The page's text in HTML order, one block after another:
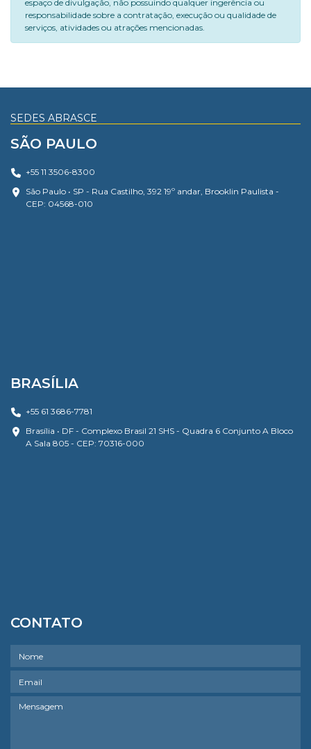
espaço de divulgação, não possuindo qualquer ingerência ou
responsabilidade sobre a contratação, execução ou qualidade de
serviços, atividades ou atrações mencionadas.
SEDES ABRASCE
SÃO PAULO
+55 11 3506-8300
São Paulo • SP - Rua Castilho, 392 19º andar, Brooklin Paulista -
CEP: 04568-010
BRASÍLIA
+55 61 3686-7781
Brasília • DF - Complexo Brasil 21 SHS - Quadra 6 Conjunto A Bloco
A Sala 805 - CEP: 70316-000
CONTATO